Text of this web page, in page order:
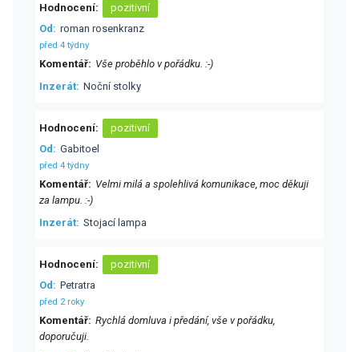
Hodnocení
pozitivní
Od
roman rosenkranz
před 4 týdny
Komentář
Vše proběhlo v pořádku. :-)
Inzerát Noční stolky
Hodnocení
pozitivní
Od
Gabitoel
před 4 týdny
Komentář
Velmi milá a spolehlivá komunikace, moc děkuji
za lampu. :-)
Inzerát Stojací lampa
Hodnocení
pozitivní
Od
Petratra
před 2 roky
Komentář Rychlá domluva i předání, vše v pořádku,
doporučuji.